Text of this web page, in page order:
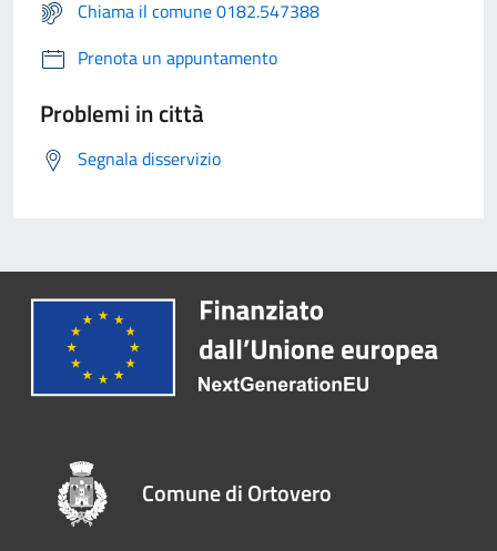
Chiama il comune 0182.547388
Prenota un appuntamento
Problemi in città
Segnala disservizio
Comune di Ortovero